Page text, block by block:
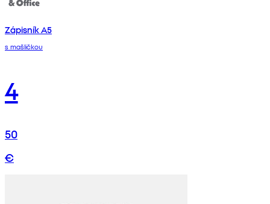
Zápisník A5
s mašličkou
4
50
€